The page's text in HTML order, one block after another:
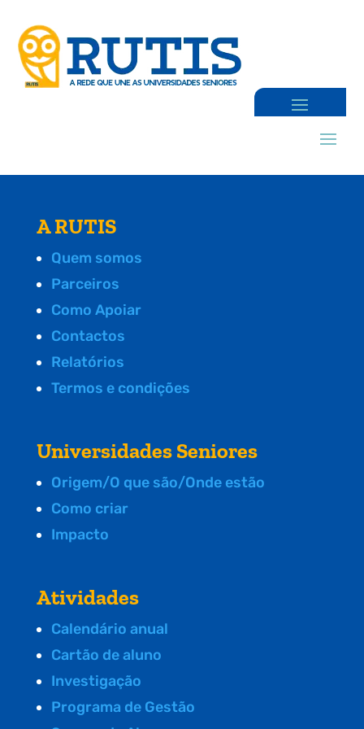
A RUTIS
Quem somos
Parceiros
Como Apoiar
Contactos
Relatórios
Termos e condições
Universidades Seniores
Origem/O que são/Onde estão
Como criar
Impacto
Atividades
Calendário anual
Cartão de aluno
Investigação
Programa de Gestão